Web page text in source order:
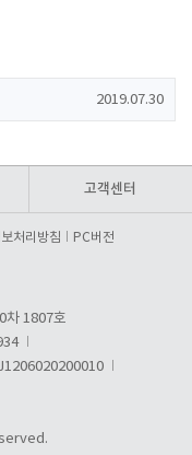
2019.07.30
고객센터
처리방침 PC버전
차 1807호